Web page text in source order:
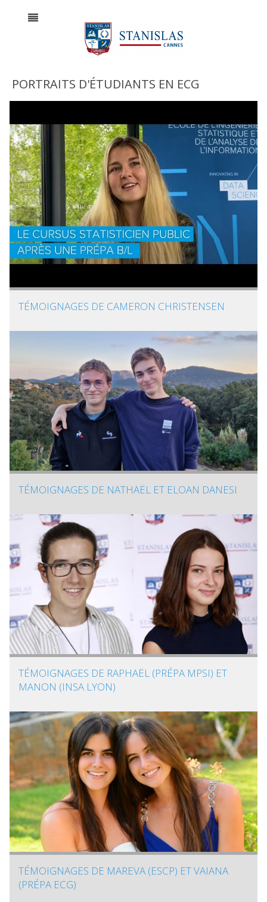
PORTRAITS D'ÉTUDIANTS EN ECG
TÉMOIGNAGES DE CAMERON CHRISTENSEN
TÉMOIGNAGES DE NATHAËL ET ELOAN DANESI
TÉMOIGNAGES DE RAPHAËL (PRÉPA MPSI) ET
MANON (INSA LYON)
TÉMOIGNAGES DE MAREVA (ESCP) ET VAIANA
(PRÉPA ECG)